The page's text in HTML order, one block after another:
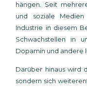
hängen. Seit
und soziale
Industrie in diesem
Schwachstellen in
Dopamin und andere
Darüber hinaus wird
sondern sich